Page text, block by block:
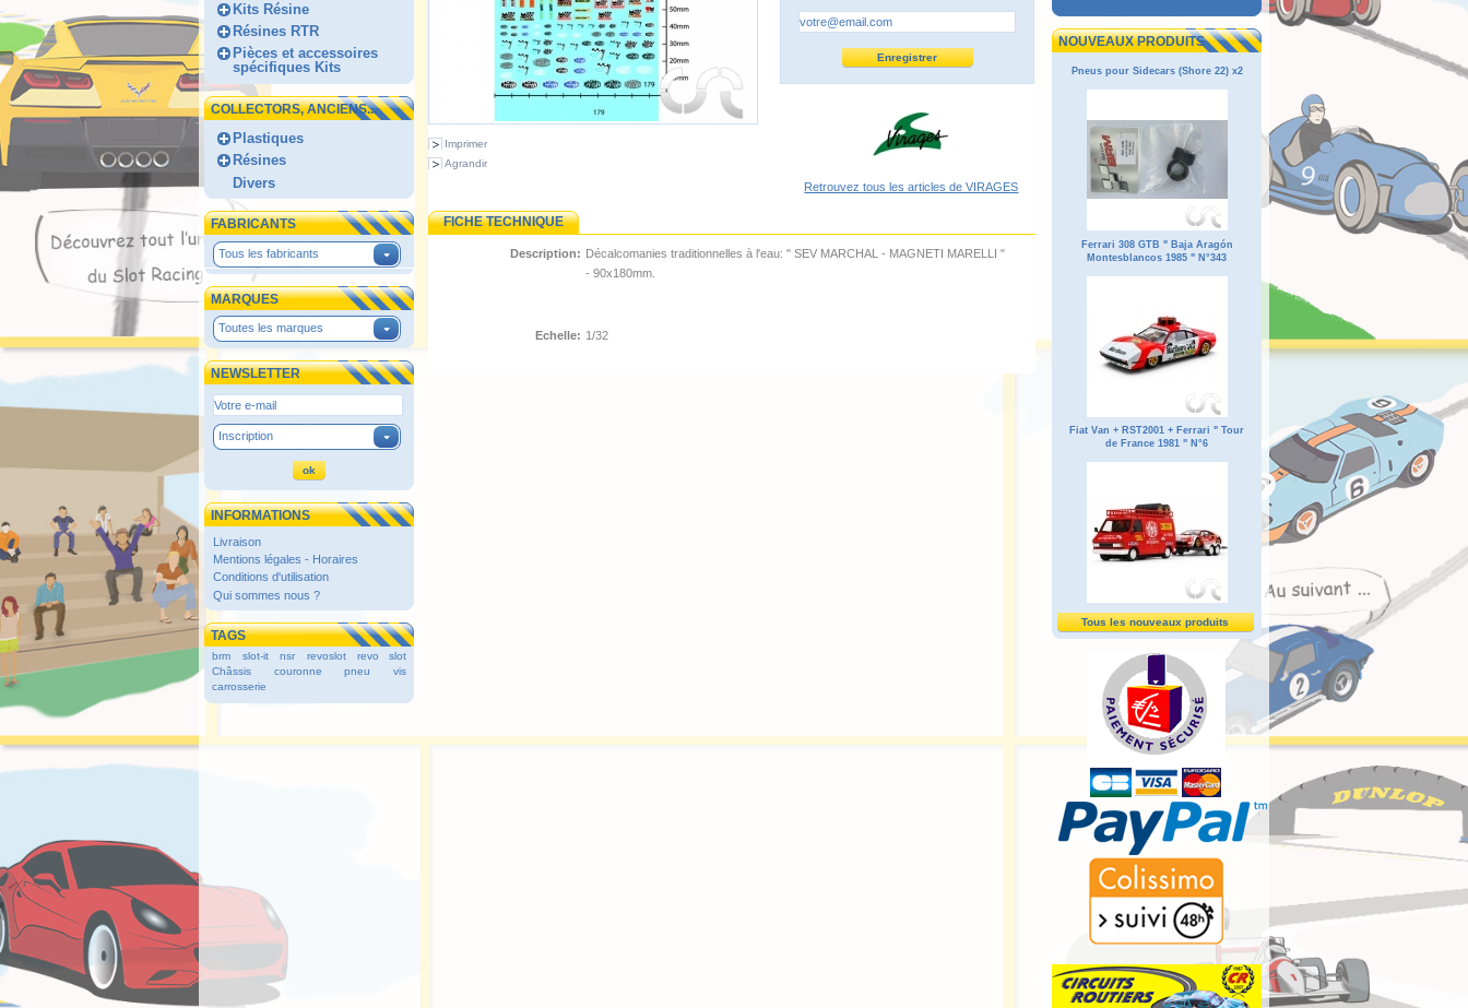
Kits Résine
Résines RTR
Pièces et accessoires
spécifiques Kits
COLLECTORS, ANCIENS...
Plastiques
Résines
Divers
FABRICANTS
Tous les fabricants
MARQUES
Toutes les marques
NEWSLETTER
Inscription
INFORMATIONS
Livraison
Mentions légales - Horaires
Conditions d'utilisation
Qui sommes nous ?
TAGS
brm slot-it nsr revoslot
revo slot
Châssis
couronne pneu
vis
carrosserie
Imprimer
Agrandir
Retrouvez tous les articles de VIRAGES
FICHE TECHNIQUE
Description: Décalcomanies traditionnelles à l'eau: " SEV MARCHAL - MAGNETI MARELLI "
- 90x180mm.
Echelle: 1/32
NOUVEAUX PRODUITS
Pneus pour Sidecars (Shore 22) x2
Ferrari 308 GTB " Baja Aragón
Montesblancos 1985 " N°343
Fiat Van + RST2001 + Ferrari " Tour
de France 1981 " N°6
Tous les nouveaux produits